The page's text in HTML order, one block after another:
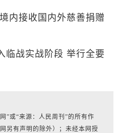
内接收国内外慈善捐赠
临战实战阶段 举行全要
”或“来源：人民周刊”的所有作
另有声明的除外）；未经本网授